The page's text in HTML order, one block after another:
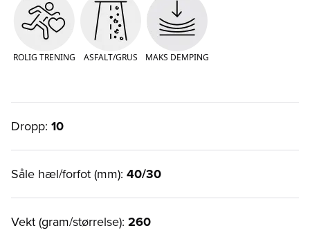
ROLIG TRENING ASFALT/GRUS MAKS DEMPING
Dropp: 10
Såle hæl/forfot (mm): 40/30
Vekt (gram/størrelse): 260